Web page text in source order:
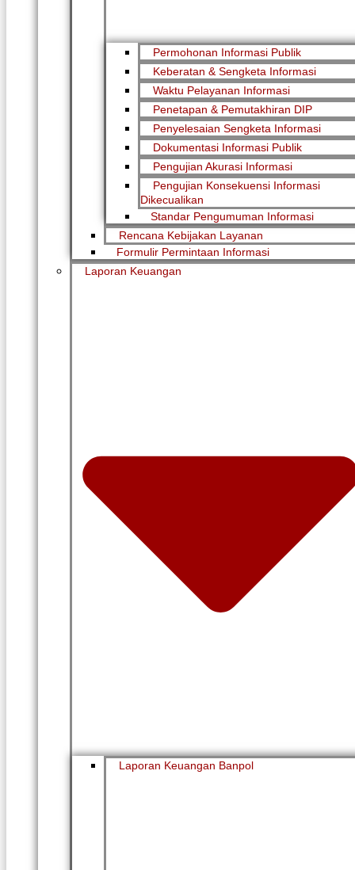
Permohonan Informasi Publik
Keberatan & Sengketa Informasi
Waktu Pelayanan Informasi
Penetapan & Pemutakhiran DIP
Penyelesaian Sengketa Informasi
Dokumentasi Informasi Publik
Pengujian Akurasi Informasi
Pengujian Konsekuensi Informasi
Dikecualikan
Standar Pengumuman Informasi
Rencana Kebijakan Layanan
Formulir Permintaan Informasi
Laporan Keuangan
Laporan Keuangan Banpol